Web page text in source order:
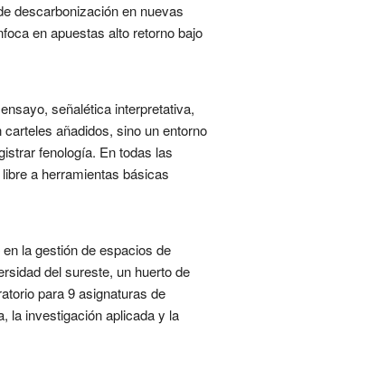
descarbonización en nuevas
en apuestas alto retorno bajo
señalética interpretativa,
añadidos, sino un entorno
fenología. En todas las
a herramientas básicas
la gestión de espacios de
del sureste, un huerto de
para 9 asignaturas de
la investigación aplicada y la